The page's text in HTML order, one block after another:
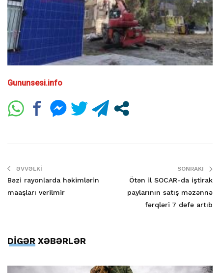
Gununsesi.info
ƏVVƏLKI
Bəzi rayonlarda həkimlərin
maaşları verilmir
SONRAKI
Ötən il SOCAR-da iştirak
paylarının satış məzənnə
fərqləri 7 dəfə artıb
DİGƏR XƏBƏRLƏR